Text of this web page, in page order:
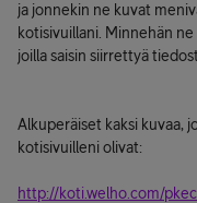
ja jonnekin ne kuvat
kotisivuillani. Minnehän
joilla saisin siirrettyä
Alkuperäiset kaksi kuvaa,
kotisivuilleni olivat:
http://koti.welho.com/